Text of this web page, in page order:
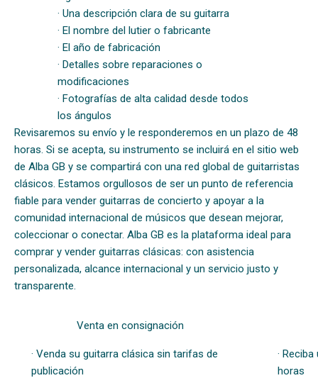
· Una descripción clara de su guitarra
· El nombre del lutier o fabricante
· El año de fabricación
· Detalles sobre reparaciones o
modificaciones
· Fotografías de alta calidad desde todos
los ángulos
Revisaremos su envío y le responderemos en un plazo de 48
horas. Si se acepta, su instrumento se incluirá en el sitio web
de Alba GB y se compartirá con una red global de guitarristas
clásicos. Estamos orgullosos de ser un punto de referencia
fiable para vender guitarras de concierto y apoyar a la
comunidad internacional de músicos que desean mejorar,
coleccionar o conectar. Alba GB es la plataforma ideal para
comprar y vender guitarras clásicas: con asistencia
personalizada, alcance internacional y un servicio justo y
transparente.
Venta en consignación
· Venda su guitarra clásica sin tarifas de
publicación
·
horas